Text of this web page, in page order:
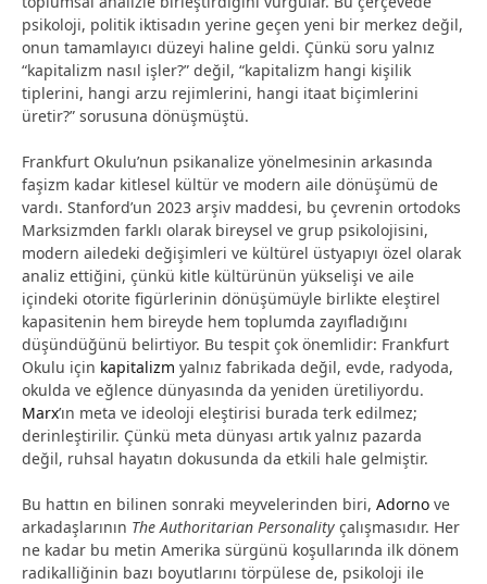
psikoloji, politik iktisadın yerine geçen yeni bir merkez değil,
onun tamamlayıcı düzeyi haline geldi. Çünkü soru yalnız
“kapitalizm nasıl işler?” değil, “kapitalizm hangi kişilik
tiplerini, hangi arzu rejimlerini, hangi itaat biçimlerini
üretir?” sorusuna dönüşmüştü.
Frankfurt Okulu’nun psikanalize yönelmesinin arkasında
faşizm kadar kitlesel kültür ve modern aile dönüşümü de
vardı. Stanford’un 2023 arşiv maddesi, bu çevrenin ortodoks
Marksizmden farklı olarak bireysel ve grup psikolojisini,
modern ailedeki değişimleri ve kültürel üstyapıyı özel olarak
analiz ettiğini, çünkü kitle kültürünün yükselişi ve aile
içindeki otorite figürlerinin dönüşümüyle birlikte eleştirel
kapasitenin hem bireyde hem toplumda zayıfladığını
düşündüğünü belirtiyor. Bu tespit çok önemlidir: Frankfurt
Okulu için kapitalizm yalnız fabrikada değil, evde, radyoda,
okulda ve eğlence dünyasında da yeniden üretiliyordu.
Marx’ın meta ve ideoloji eleştirisi burada terk edilmez;
derinleştirilir. Çünkü meta dünyası artık yalnız pazarda
değil, ruhsal hayatın dokusunda da etkili hale gelmiştir.
Bu hattın en bilinen sonraki meyvelerinden biri, Adorno ve
arkadaşlarının The Authoritarian Personality çalışmasıdır. Her
ne kadar bu metin Amerika sürgünü koşullarında ilk dönem
radikalliğinin bazı boyutlarını törpülese de, psikoloji ile